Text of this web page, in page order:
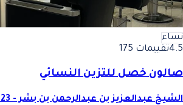
نساء
4.5تقييمات 175
صالون خصل للتزين النسائي